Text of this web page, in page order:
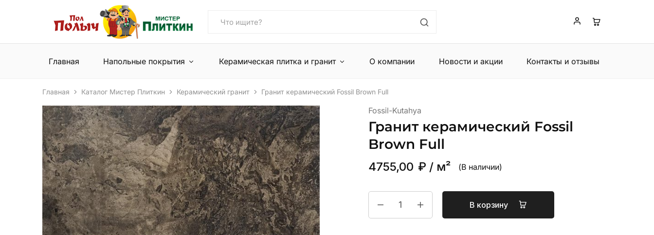
Пол
Полыч
Плиткин
Сеть
магазинов
и
керамической
Главная Напольные покрытия Керамическая плитка и гранит О компании Новости и акции Контакты и отзывы
Главная Каталог Мистер Плиткин Керамический гранит Гранит керамический Fossil Brown Full
Fossil-Kutahya
Гранит керамический Fossil
Brown Full
4755,00 ₽ / м² (В наличии)
В корзину